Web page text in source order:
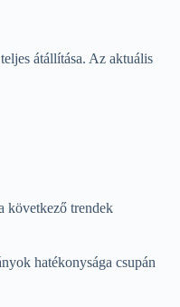
átállítása. Az aktuális
következő trendek
hatékonysága csupán